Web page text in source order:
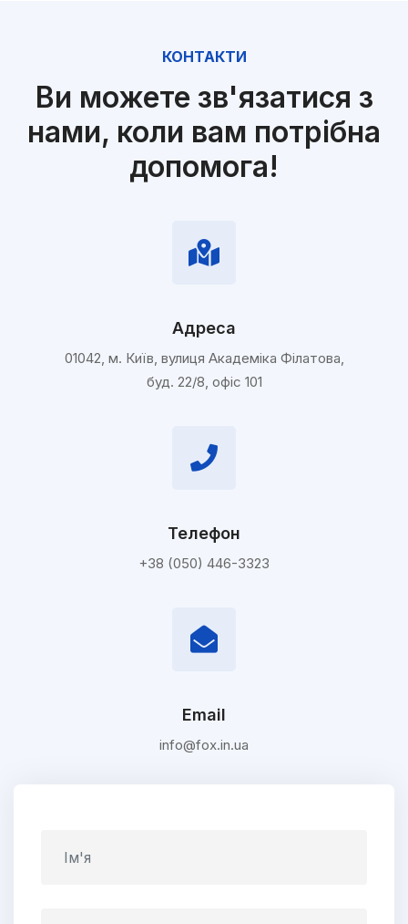
КОНТАКТИ
Ви можете зв'язатися з
нами, коли вам потрібна
допомога!
Адреса
01042, м. Київ, вулиця Академіка Філатова,
буд. 22/8, офіс 101
Телефон
+38 (050) 446-3323
Email
info@fox.in.ua